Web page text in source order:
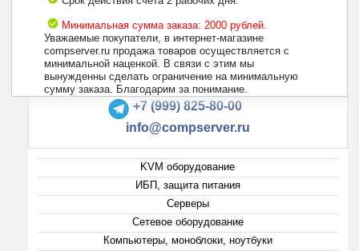
Минимальная сумма заказа: 2000 рублей.
Уважаемые покупатели, в интернет-магазине
compserver.ru продажа товаров осуществляется с
минимальной наценкой. В связи с этим мы
вынужденны сделать ограничение на минимальную
сумму заказа. Благодарим за понимание.
+7 (495) 223-13-47
+7 (999) 825-80-00
info@compserver.ru
KVM оборудование
ИБП, защита питания
Серверы
Сетевое оборудование
Компьютеры, моноблоки, ноутбуки